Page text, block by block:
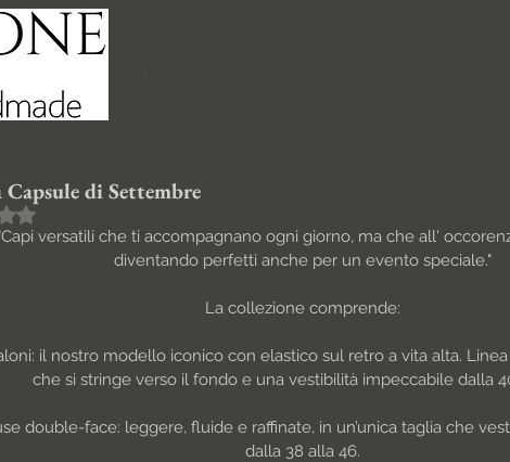
Capsule di Settembre
NaN stelle su 5.
versatili che ti accompagnano ogni giorno, ma che all'
diventando perfetti anche per un evento speciale."
La collezione comprende:
il nostro modello iconico con elastico sul retro a vita alta.
che si stringe verso il fondo e una vestibilità impeccabile dalla
double-face: leggere, fluide e raffinate, in un’unica taglia che
dalla 38 alla 46.